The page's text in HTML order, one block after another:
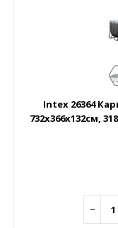
Intex 26364
732х366х132см,
−